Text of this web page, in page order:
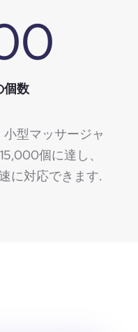
個数
型マッサージャ
個に達し、
に対応できます.